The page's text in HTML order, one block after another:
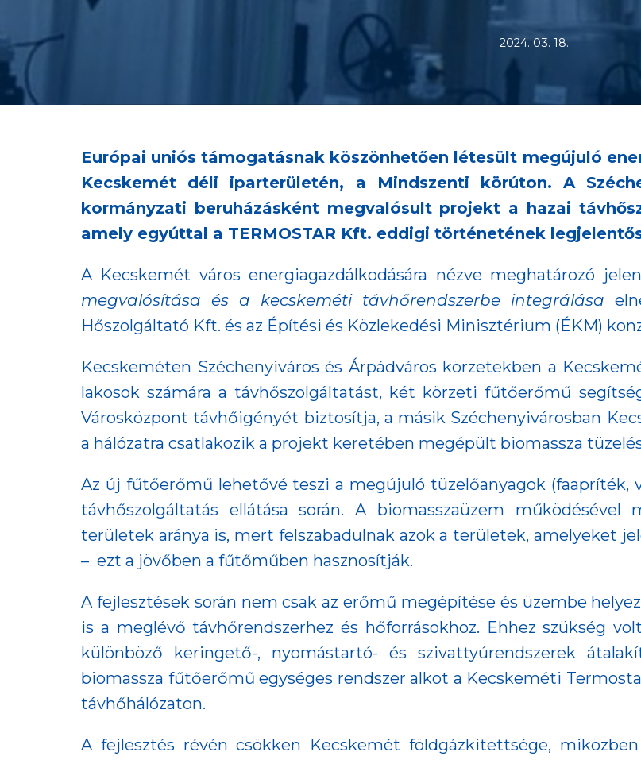
2024. 03. 18.
Európai uniós támogatásnak köszönhetően létesült megújuló
Kecskemét déli iparterületén, a Mindszenti körúton. A
kormányzati beruházásként megvalósult projekt a hazai
amely egyúttal a TERMOSTAR Kft. eddigi történetének
A Kecskemét város energiagazdálkodására nézve meghatározó
megvalósítása és a kecskeméti távhőrendszerbe integrálása
Hőszolgáltató Kft. és az Építési és Közlekedési Minisztérium (ÉKM)
Kecskeméten Széchenyiváros és Árpádváros körzetekben a
lakosok számára a távhőszolgáltatást, két körzeti fűtőerőmű
Városközpont távhőigényét biztosítja, a másik Széchenyivárosban
a hálózatra csatlakozik a projekt keretében megépült biomassza
Az új fűtőerőmű lehetővé teszi a megújuló tüzelőanyagok (faapríték,
távhőszolgáltatás ellátása során. A biomasszaüzem
területek aránya is, mert felszabadulnak azok a területek, amelyeket
– ezt a jövőben a fűtőműben hasznosítják.
A fejlesztések során nem csak az erőmű megépítése és üzembe
is a meglévő távhőrendszerhez és hőforrásokhoz. Ehhez szükség
különböző keringető-, nyomástartó- és szivattyúrendszerek
biomassza fűtőerőmű egységes rendszer alkot a Kecskeméti
távhőhálózaton.
A fejlesztés révén csökken Kecskemét földgázkitettsége,